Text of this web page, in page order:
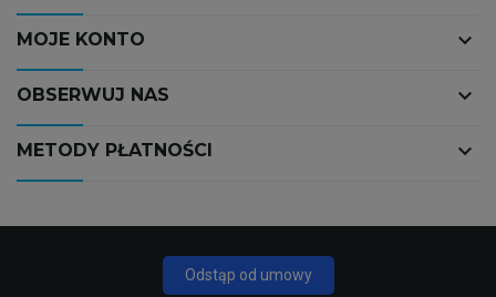
MOJE KONTO keyboard_arrow_down
OBSERWUJ NAS keyboard_arrow_down
METODY PŁATNOŚCI keyboard_arrow_down
Odstąp od umowy